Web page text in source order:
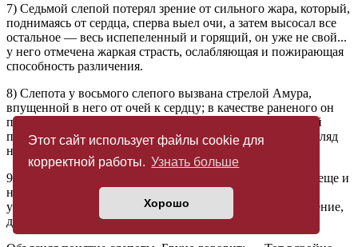
Этот сайт использует файлы cookie для
корректной работы. Узнать больше
Хорошо
7) Седьмой слепой потерял зрение от сильного жара, который,
поднимаясь от сердца, сперва выел очи, а затем высосал все
остальное — весь испепеленный и горящий, он уже не свой...
у него отмечена жаркая страсть, ослабляющая и пожирающая
способность различения.
8) Слепота у восьмого слепого вызвана стрелой Амура,
впущенной в него от очей к сердцу; в качестве раненого он
пылает такой силой, какой, по его мнению, никто другой
пылать не может. Это зрение иногда описывается как взгляд
на пронизывающую молнию.
9) У девятого слепого, который, поскольку он к тому же еще и
нем и не может объяснить причину своей слепоты,
указывается причина причин: тайное Божественное ранение,
давшее людям усердие и исследовательскую мысль.